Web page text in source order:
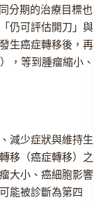
分期的治療目標也
仍可評估開刀」與
生癌症轉移後，再
，等到腫瘤縮小、
減少症狀與維持生
移（癌症轉移）之
大小、癌細胞影響
能被診斷為第四